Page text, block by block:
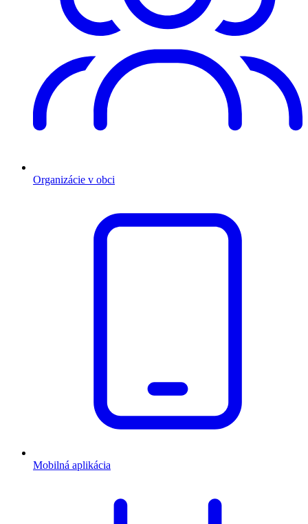
Organizácie v obci
Mobilná aplikácia